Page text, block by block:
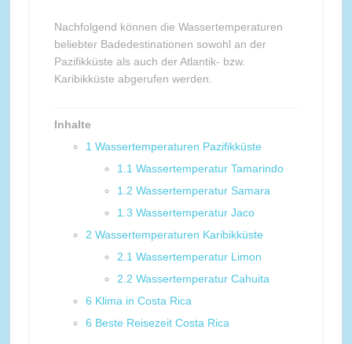
Nachfolgend können die Wassertemperaturen
beliebter Badedestinationen sowohl an der
Pazifikküste als auch der Atlantik- bzw.
Karibikküste abgerufen werden.
Inhalte
1 Wassertemperaturen Pazifikküste
1.1 Wassertemperatur Tamarindo
1.2 Wassertemperatur Samara
1.3 Wassertemperatur Jaco
2 Wassertemperaturen Karibikküste
2.1 Wassertemperatur Limon
2.2 Wassertemperatur Cahuita
6 Klima in Costa Rica
6 Beste Reisezeit Costa Rica